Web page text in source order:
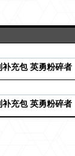
补充包 英勇粉碎者
补充包 英勇粉碎者